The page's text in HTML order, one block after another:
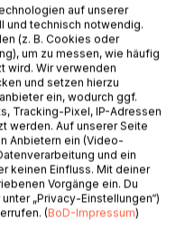
entlang der
auf unserer
und technisch notwendig.
(z. B. Cookies oder
um zu messen, wie häufig
wird. Wir verwenden
und setzen hierzu
ein, wodurch ggf.
Tracking-Pixel, IP-Adressen
werden. Auf unserer Seite
Anbietern ein (Video-
und ein
keinen Einfluss. Mit deiner
Vorgänge ein. Du
„Privacy-Einstellungen“)
(BoD-Impressum)